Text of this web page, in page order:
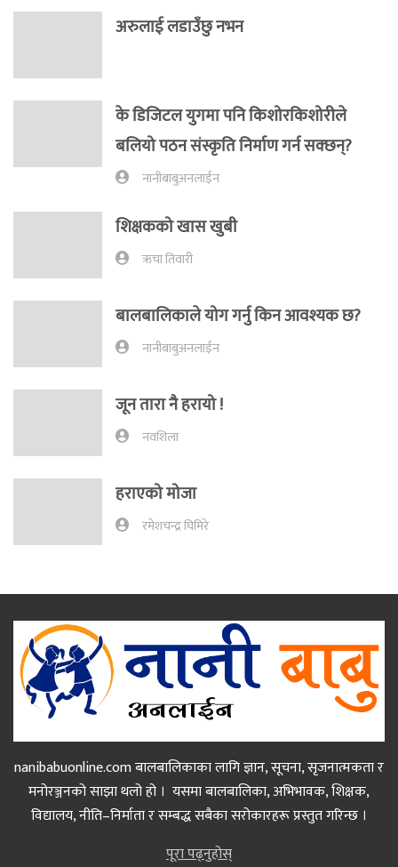
अरुलाई लडाउँछु नभन
के डिजिटल युगमा पनि किशोरकिशोरीले
बलियो पठन संस्कृति निर्माण गर्न सक्छन्?
नानीबाबुअनलाईन
शिक्षकको खास खुबी
ऋचा तिवारी
बालबालिकाले योग गर्नु किन आवश्यक छ?
नानीबाबुअनलाईन
जून तारा नै हरायो !
नवशिला
हराएको मोजा
रमेशचन्द्र घिमिरे
nanibabuonline.com बालबालिकाका लागि ज्ञान, सूचना, सृजनात्मकता र
मनोरञ्जनको साझा थलो हो । यसमा बालबालिका, अभिभावक, शिक्षक,
विद्यालय, नीति–निर्माता र सम्बद्ध सबैका सरोकारहरू प्रस्तुत गरिन्छ ।
पूरा पढ्नुहोस्